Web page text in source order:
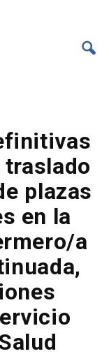
plazas
en la
a